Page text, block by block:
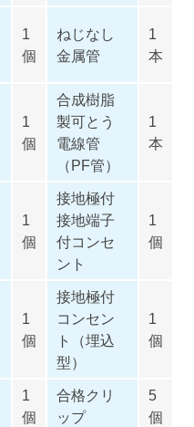
1
個
ねじなし
金属管
1
本
1
個
合成樹脂
製可とう
電線管
（PF管）
1
本
1
個
接地極付
接地端子
付コンセ
ント
1
個
1
個
接地極付
コンセン
ト（埋込
型）
1
個
1
個
合格クリ
ップ
5
個